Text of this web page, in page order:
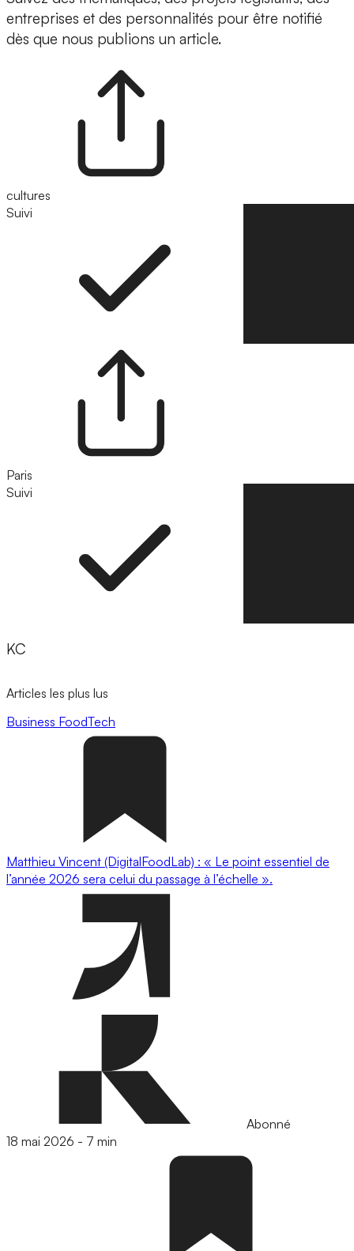
entreprises et des personnalités pour être notifié
dès que nous publions un article.
cultures
Suivi
Paris
Suivi
KC
Articles les plus lus
Business FoodTech
Matthieu Vincent (DigitalFoodLab) : « Le point essentiel de
l’année 2026 sera celui du passage à l’échelle ».
Abonné
18 mai 2026 - 7 min